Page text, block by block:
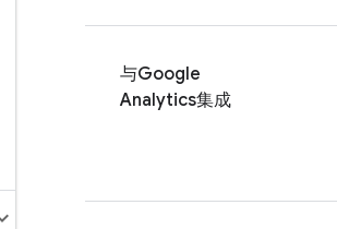
与Google
Analytics集成